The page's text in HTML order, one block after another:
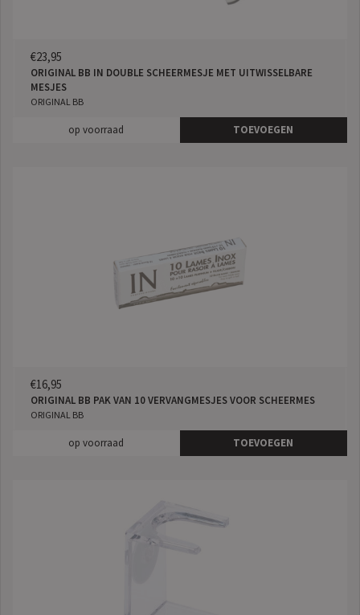
€23,95
ORIGINAL BB IN DOUBLE SCHEERMESJE MET UITWISSELBARE
MESJES
ORIGINAL BB
op voorraad TOEVOEGEN
€16,95
ORIGINAL BB PAK VAN 10 VERVANGMESJES VOOR SCHEERMES
ORIGINAL BB
op voorraad TOEVOEGEN